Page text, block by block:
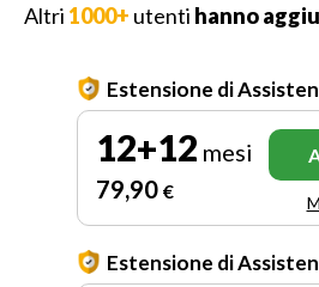
Altri 1000+ utenti hanno
Estensione di
12+12 mesi
79,90 €
Estensione di